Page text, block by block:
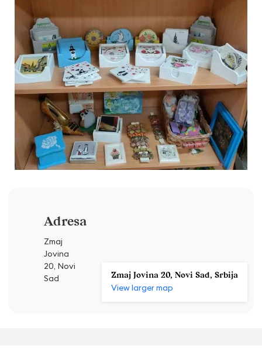
Adresa
Zmaj
Jovina
20, Novi
Sad
Zmaj Jovina 20, Novi Sad, Srbija
View larger map